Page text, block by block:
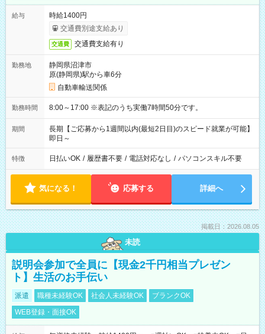
給与
時給1400円
交通費別途支給あり
交通費 交通費支給有り
勤務地
静岡県沼津市
原(静岡県)駅から車6分
自動車輸送関係
勤務時間 8:00～17:00 ※表記のうち実働7時間50分です。
期間
長期【ご応募から1週間以内(最短2日目)のスピード就業が可能】
即日～
特徴 日払いOK / 履歴書不要 / 電話対応なし / パソコンスキル不要
気になる！ 応募する 詳細へ
掲載日：2026.08.05
未読
説明会参加で全員に【現金2千円相当プレゼン
ト】生活のお手伝い
派遣 職種未経験OK 社会人未経験OK
ブランクOK
WEB登録・面接OK